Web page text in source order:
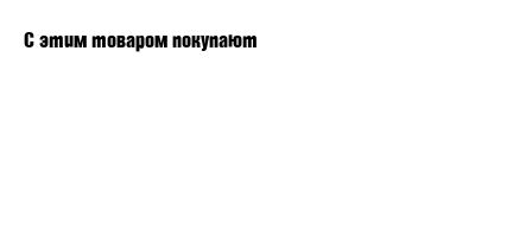
С этим товаром покупают